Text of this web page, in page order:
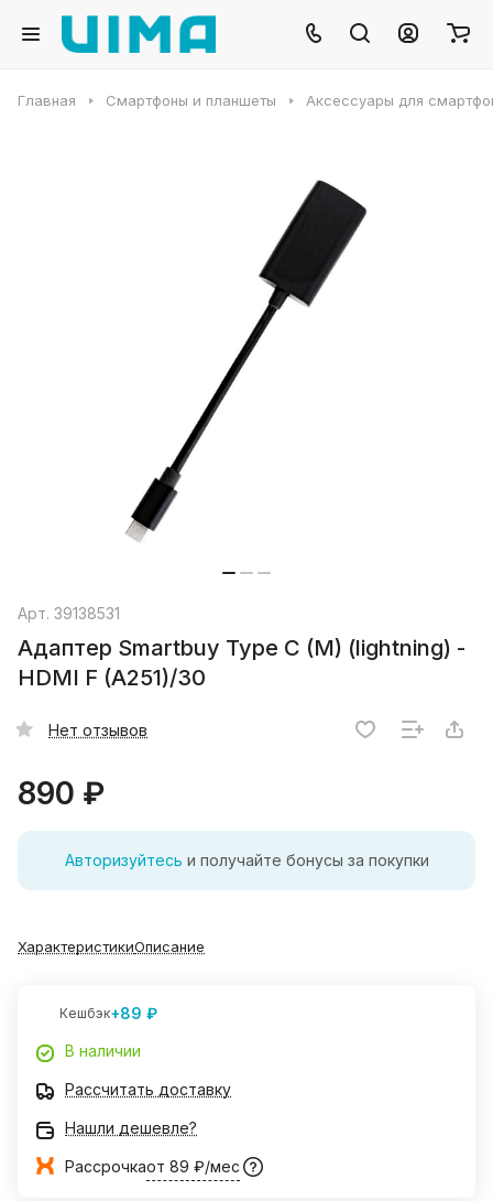
Главная Смартфоны и планшеты Аксессуары для
Арт. 39138531
Адаптер Smartbuy Type C (M) (lightning) -
HDMI F (A251)/30
Нет отзывов
890 ₽
Авторизуйтесь и получайте бонусы за покупки
ХарактеристикиОписание
Кешбэк+89 ₽
В наличии
Рассчитать доставку
Нашли дешевле?
Рассрочкаот 89 ₽/мес